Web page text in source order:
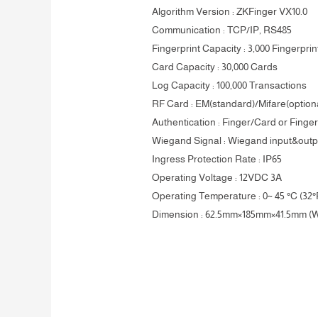
Algorithm Version : ZKFinger VX10.0
Communication : TCP/IP, RS485
Fingerprint Capacity : 3,000
Card Capacity : 30,000 Cards
Log Capacity : 100,000 Transactions
RF Card : EM(standard)/
Authentication : Finger/Card or
Wiegand Signal : Wiegand
Ingress Protection Rate : IP65
Operating Voltage : 12VDC 3A
Operating Temperature : 0~ 45 °C
Dimension : 62.5mm×185mm×41.5mm